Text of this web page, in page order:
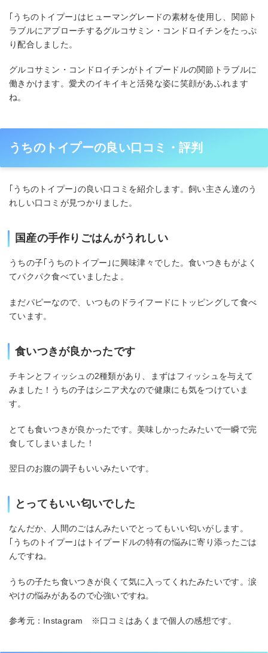
｢うちのトイプー｣はヒューマングレードの素材を使用し、関節ト
ラブルにアプローチするグルコサミン・コンドロイチンをたっぷ
り配合しました。
グルコサミン・コンドロイチンがトイプードルの関節トラブルに
働きかけます。愛犬のイキイキと活発な姿に笑顔があふれます
ね。
うちのトイプーの良い口コミ・評判
｢うちのトイプー｣の良い口コミを紹介します。飼い主さん達のう
れしい口コミが見つかりました。
国産の手作りごはんがうれしい
うちの子｢うちのトイプー｣に興味津々でした。食いつきもがよく
てパクパク食べていましたよ。
まだパピーなので、いつものドライフードにトッピングして食べ
ています。
食いつきが良かったです
チキンとフィッシュの2種類があり、まずはフィッシュを与えて
みました！うちの子はシニア犬なので健康にも気をつけていま
す。
とても食いつきが良かったです。美味しかったみたいで一瞬で完
食してしまいました！
翌日のお腹の調子もいいみたいです。
とってもいい匂いでした
なんだか、人間のごはんみたいでとってもいい匂いがします。
｢うちのトイプー｣はトイプードルの特有の悩みに寄り添ったごは
んですね。
うちの子たち食いつきが良くて気に入ってくれたみたいです。涙
やけの悩みがあるので心強いですね。
参考元：Instagram ※口コミはあくまで個人の感想です。